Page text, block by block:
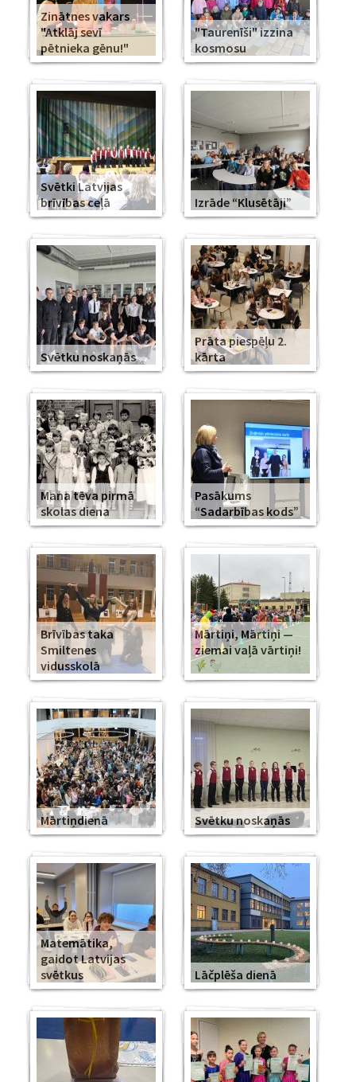
Zinātnes vakars
"Atklāj sevī
pētnieka gēnu!"
"Taurenīši" izzina
kosmosu
Svētki Latvijas
brīvības ceļā
Izrāde “Klusētāji”
Svētku noskaņās
Prāta piespēļu 2.
kārta
Mana tēva pirmā
skolas diena
Pasākums
“Sadarbības kods”
Brīvības taka
Smiltenes
vidusskolā
Mārtiņi, Mārtiņi —
ziemai vaļā vārtiņi!
Mārtiņdienā Svētku noskaņās
Matemātika,
gaidot Latvijas
svētkus
Lāčplēša dienā